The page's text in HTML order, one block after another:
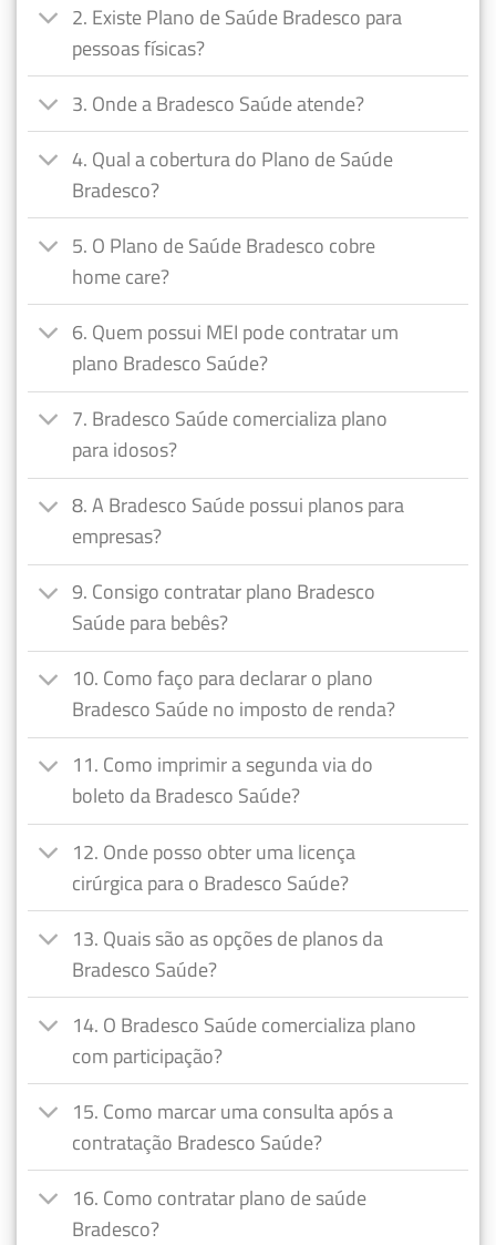
2. Existe Plano de Saúde Bradesco para
pessoas físicas?
3. Onde a Bradesco Saúde atende?
4. Qual a cobertura do Plano de Saúde
Bradesco?
5. O Plano de Saúde Bradesco cobre
home care?
6. Quem possui MEI pode contratar um
plano Bradesco Saúde?
7. Bradesco Saúde comercializa plano
para idosos?
8. A Bradesco Saúde possui planos para
empresas?
9. Consigo contratar plano Bradesco
Saúde para bebês?
10. Como faço para declarar o plano
Bradesco Saúde no imposto de renda?
11. Como imprimir a segunda via do
boleto da Bradesco Saúde?
12. Onde posso obter uma licença
cirúrgica para o Bradesco Saúde?
13. Quais são as opções de planos da
Bradesco Saúde?
14. O Bradesco Saúde comercializa plano
com participação?
15. Como marcar uma consulta após a
contratação Bradesco Saúde?
16. Como contratar plano de saúde
Bradesco?